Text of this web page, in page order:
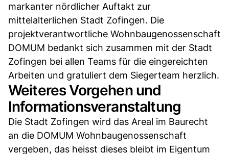
markanter nördlicher Auftakt zur
mittelalterlichen Stadt Zofingen. Die
projektverantwortliche Wohnbaugenossenschaft
DOMUM bedankt sich zusammen mit der Stadt
Zofingen bei allen Teams für die eingereichten
Arbeiten und gratuliert dem Siegerteam herzlich.
Weiteres Vorgehen und
Informationsveranstaltung
Die Stadt Zofingen wird das Areal im Baurecht
an die DOMUM Wohnbaugenossenschaft
vergeben, das heisst dieses bleibt im Eigentum